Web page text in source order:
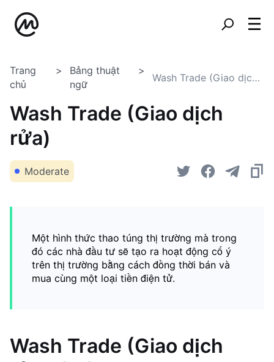
Trang
chủ
Bảng thuật
ngữ
Wash Trade (Giao dịch rửa)
Wash Trade (Giao dịch
rửa)
Moderate
Một hình thức thao túng thị trường mà trong
đó các nhà đầu tư sẽ tạo ra hoạt động cố ý
trên thị trường bằng cách đồng thời bán và
mua cùng một loại tiền điện tử.
Wash Trade (Giao dịch